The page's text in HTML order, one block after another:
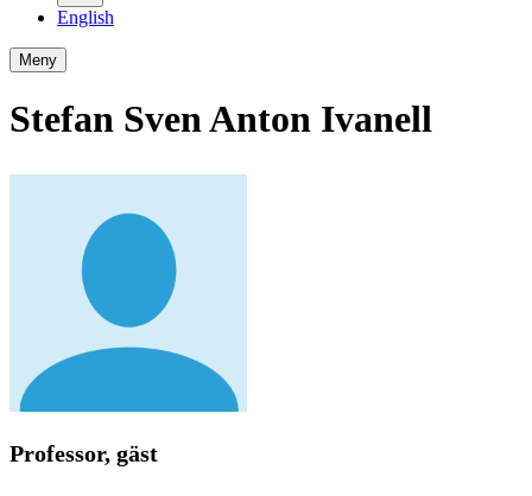
English
Meny
Stefan Sven Anton Ivanell
Professor, gäst